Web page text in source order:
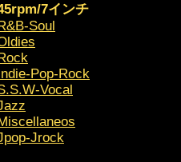
7インチ
Soul
Pop-Rock
Vocal
Jrock